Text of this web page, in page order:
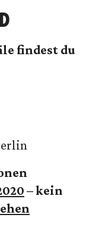
findest du
– kein